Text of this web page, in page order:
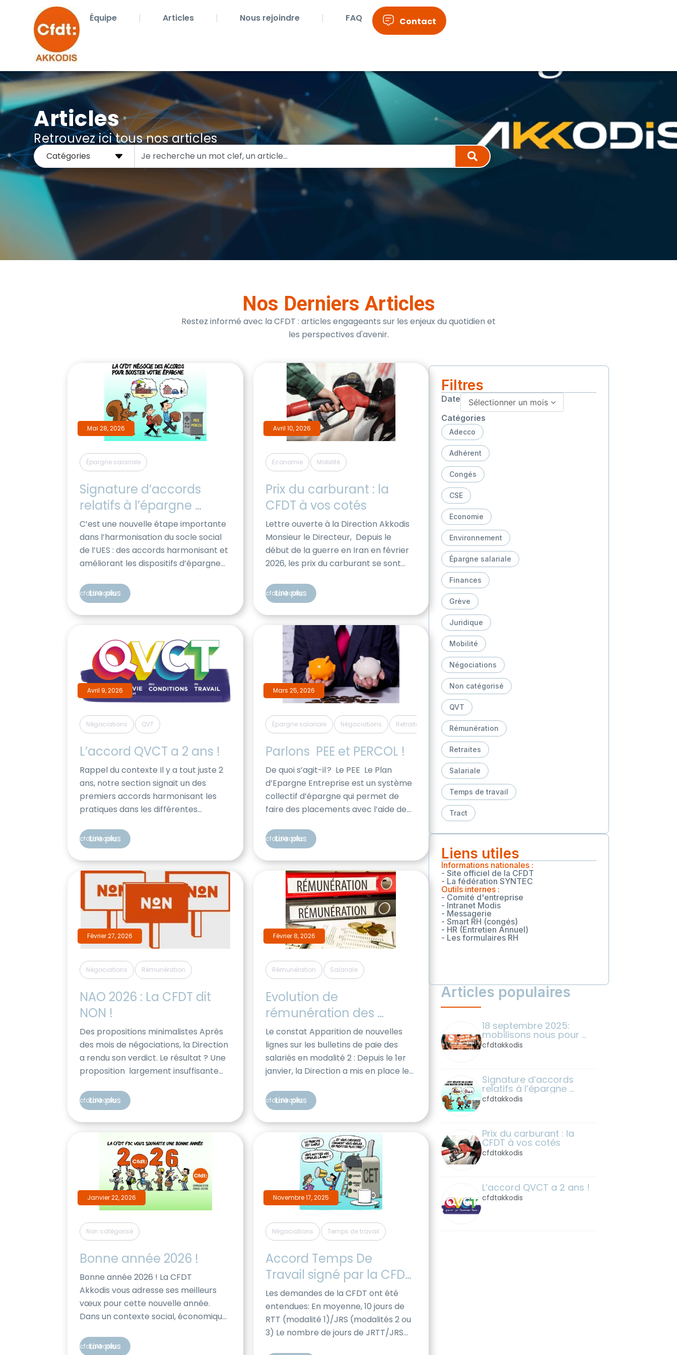
Équipe Articles Nous rejoindre FAQ Contact
Articles
Retrouvez ici tous nos articles
Catégories
Nos Derniers Articles
Restez informé avec la CFDT : articles engageants sur les enjeux du quotidien et
les perspectives d'avenir.
Mai 28, 2026
Épargne salariale
Signature d’accords
relatifs à l’épargne
salariale
C’est une nouvelle étape importante
dans l’harmonisation du socle social
de l’UES : des accords harmonisant et
améliorant les dispositifs d’épargne
différentes entités de l’UES AKKODIS
viennent de voir le jour, avec la
signature de la CFDT. Ces accords
il ?​ Le PEE Le Plan d’Epargne […]
cfdtakkodis
Lire plus
Avril 10, 2026
Economie , Mobilité
Prix du carburant : la
CFDT à vos cotés
Lettre ouverte à la Direction Akkodis
Monsieur le Directeur, Depuis le
début de la guerre en Iran en février
2026, les prix du carburant se sont
plomb +50c€ pour le diesel
L’ampleur de cette augmentation est
telle qu’elle impacte
durement l’ensemble de la
société française, et en particulier
les salariés Akkodis dont les activités
impliquent une mobilité accrue. […]
cfdtakkodis
Lire plus
Avril 9, 2026
Négociations , QVT
L’accord QVCT a 2 ans !
Rappel du contexte Il y a tout juste 2
ans, notre section signait un des
premiers accords harmonisant les
pratiques dans les différentes
une multitude de sujets : Egalité
professionnelle entre les hommes et
femme Lutte contre les
discriminations, le harcèlement,
engagement pour l’inclusion
Amélioration de la Qualité […]
cfdtakkodis
Lire plus
Mars 25, 2026
Épargne salariale , Négociations , Retraites
Parlons  PEE et PERCOL !
De quoi s’agit-il ? Le PEE Le Plan
d’Epargne Entreprise est un système
collectif d’épargne qui permet de
faire des placements avec l’aide de
sommes investies sur le PEE
sont indisponibles pendant 5 ans,
mais il y a de nombreux cas de
déblocages anticipés. Pour en savoir
plus => Epargne salariale et retraite,
tout sur le […]
cfdtakkodis
Lire plus
Février 27, 2026
Négociations , Rémunération
NAO 2026 : La CFDT dit
NON !
Des propositions minimalistes Après
des mois de négociations, la Direction
a rendu son verdict. Le résultat ? Une
proposition largement insuffisante
fragilise une partie importante des
salariés. Face à ce constat, la CFDT a
décidé de ne pas signer cet accord : •
budget […]
cfdtakkodis
Lire plus
Février 8, 2026
Rémunération , Salariale
Evolution de
rémunération des
salariés en modalité 2
Le constat Apparition de nouvelles
lignes sur les bulletins de paie des
salariés en modalité 2 : Depuis le 1er
janvier, la Direction a mis en place le
supplémentaires d’une partie du
salaire des salariés en modalité 2,
sans information explicite pour les
salariés concernés. Dans le cas
présenté ci-dessus, cela […]
cfdtakkodis
Lire plus
Janvier 22, 2026
Non catégorisé
Bonne année 2026 !
Bonne année 2026 ! La CFDT
Akkodis vous adresse ses meilleurs
vœux pour cette nouvelle année.
Dans un contexte social, économique
CFDT reste plus que jamais à vos
cfdtakkodis
Lire plus
Novembre 17, 2025
Négociations , Temps de travail
Accord Temps De
Travail signé par la CFDT
et la CFTC
Les demandes de la CFDT ont été
entendues: En moyenne, 10 jours de
RTT (modalité 1)/JRS (modalités 2 ou
3) Le nombre de jours de JRTT/JRS
Filtres
Date
Sélectionner un mois
Catégories
Adecco
Adhérent
Congés
CSE
Economie
Environnement
Épargne salariale
Finances
Grève
Juridique
Mobilité
Négociations
Non catégorisé
QVT
Rémunération
Retraites
Salariale
Temps de travail
Tract
Liens utiles
Informations nationales :
- Site officiel de la CFDT
- La fédération SYNTEC
Outils internes :
- Comité d'entreprise
- Intranet Modis
- Messagerie
- Smart RH (congés)
- HR (Entretien Annuel)
- Les formulaires RH
Articles populaires
18 septembre 2025:
mobilisons nous pour
défendre le monde du
cfdtakkodis
Signature d’accords
relatifs à l’épargne
salariale
cfdtakkodis
Prix du carburant : la
CFDT à vos cotés
cfdtakkodis
L’accord QVCT a 2 ans !
cfdtakkodis